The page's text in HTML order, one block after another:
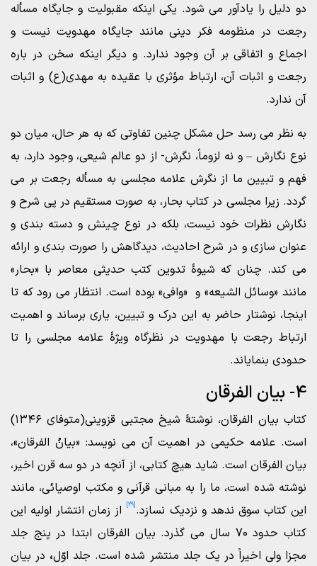
دو دلیل را یادآور می شود. یکی اینکه مقبولیت و جایگاه مسأله
رجعت در منظومه فکر دینی مانند جایگاه مهدویت نیست و
اجماع و اتفاقی بر آن وجود ندارد. و دیگر اینکه سخن در باره
رجعت و اثبات آن، ارتباط مؤثری با عقیده به مهدی(ع) و اثبات
آن ندارد.
به نظر می رسد حل مشکل چنین تفاوتی که به هر حال، میان دو
نوع نگارش – و نه لزوماً، نگرش- از دو عالم شیعی، وجود دارد، به
فهم و تبیین ما از نگرش علامه مجلسی به مسأله رجعت بر می
گردد. زیرا مجلسی در کتاب بحار، به صورت مستقیم در پی شرح و
نگارش نظرات خود نیست، بلکه در نوع چینش و دسته بندی و
عنوان سازی و در شرح احادیث، دیدگاهش را صورت بندی و ارائه
می کند. چنان که شیوۀ تدوین کتب حدیثی معاصر با «بحار»
مانند «وسائل الشیعه» و «وافی» بوده است. انتظار می رود که تا
اینجا، نوشتار حاضر به این درک و تبیین، یاری برساند و اهمیت
ارتباط رجعت با مهدویت در نظرگاه ویژۀ علامه مجلسی را تا
حدودی بنمایاند.
4- بیان الفرقان
کتاب بیان الفرقان، نوشتۀ شیخ مجتبی قزوینی(متوفای ۱۳۴۶)
است. علامه حکیمی در اهمیت آن می نویسد: «بیانُ الفرقان»،
بیان الفرقان است. شاید هیچ کتابى، از آنچه در دو سه قرن اخیر،
نوشته شده است، ما را به مبانى قرآنى و مکتب اوصیائى، مانند
این کتاب سوق ندهد و نزدیک نسازد.[29]
از زمان انتشار اولیه این
کتاب حدود 70 سال می گذرد. بیان الفرقان ابتدا در پنج جلد
مجزا ولی اخیراً در یک جلد منتشر شده است. جلد اوّل، در بیان